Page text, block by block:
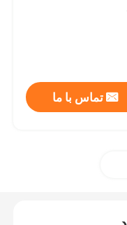
تماس با ما